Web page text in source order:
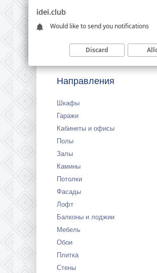
Idei
Направления
Шкафы
Гаражи
Кабинеты и офисы
Полы
Залы
Камины
Потолки
Фасады
Лофт
Балконы и лоджии
Мебель
Обои
Плитка
Стены
idei.club
Would like to send you notifications
Discard